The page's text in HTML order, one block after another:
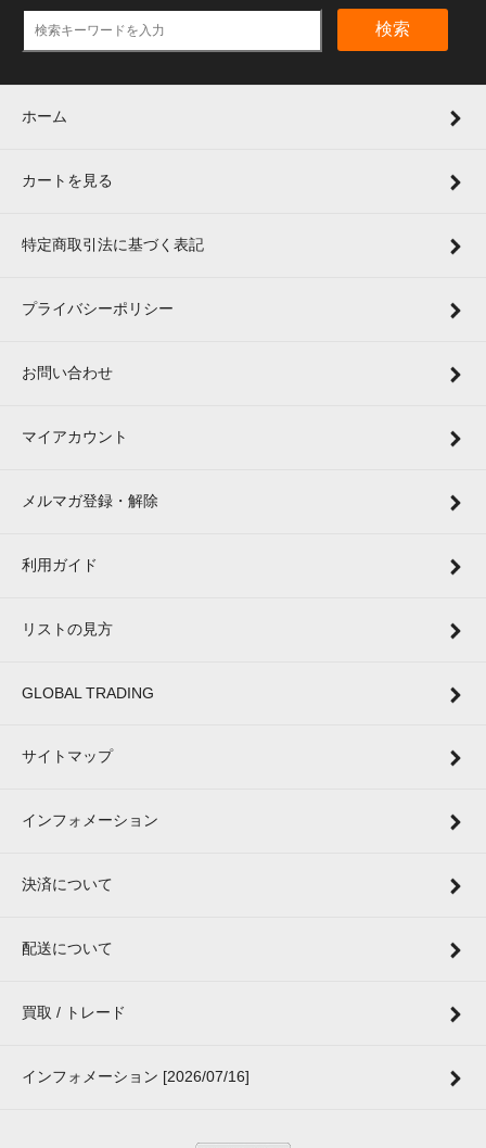
検索
ホーム
カートを見る
特定商取引法に基づく表記
プライバシーポリシー
お問い合わせ
マイアカウント
メルマガ登録・解除
利用ガイド
リストの見方
GLOBAL TRADING
サイトマップ
インフォメーション
決済について
配送について
買取 / トレード
インフォメーション [2026/07/16]